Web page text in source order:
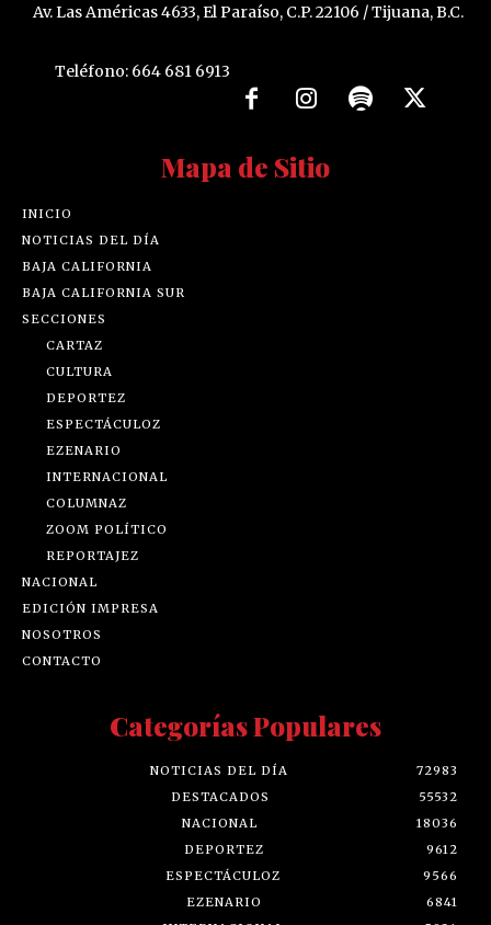
Av. Las Américas 4633, El Paraíso, C.P. 22106 / Tijuana, B.C.
Teléfono: 664 681 6913
Mapa de Sitio
INICIO
NOTICIAS DEL DÍA
BAJA CALIFORNIA
BAJA CALIFORNIA SUR
SECCIONES
CARTAZ
CULTURA
DEPORTEZ
ESPECTÁCULOZ
EZENARIO
INTERNACIONAL
COLUMNAZ
ZOOM POLÍTICO
REPORTAJEZ
NACIONAL
EDICIÓN IMPRESA
NOSOTROS
CONTACTO
Categorías Populares
NOTICIAS DEL DÍA
72983
DESTACADOS
55532
NACIONAL
18036
DEPORTEZ
9612
ESPECTÁCULOZ
9566
EZENARIO
6841